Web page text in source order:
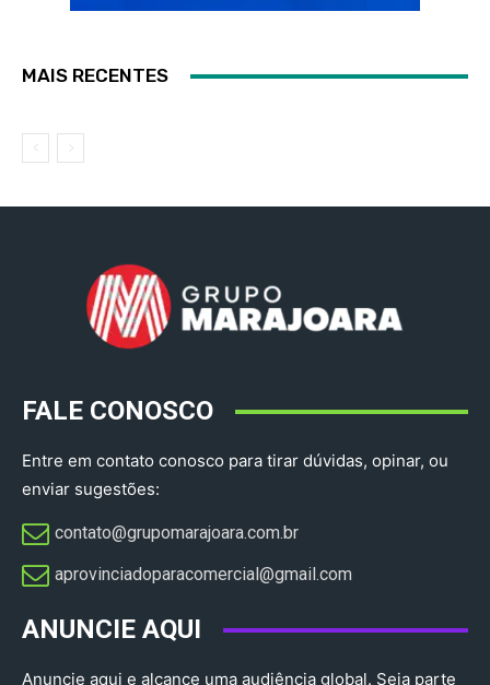
MAIS RECENTES
FALE CONOSCO
Entre em contato conosco para tirar dúvidas, opinar, ou
enviar sugestões:
contato@grupomarajoara.com.br
aprovinciadoparacomercial@gmail.com​
ANUNCIE AQUI
Anuncie aqui e alcance uma audiência global. Seja parte